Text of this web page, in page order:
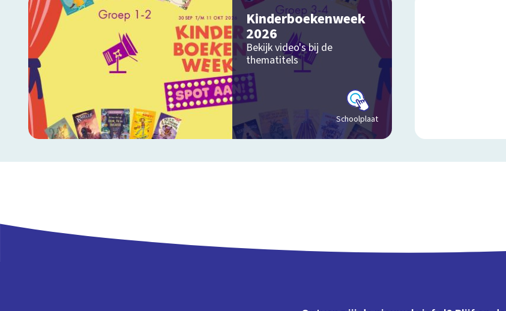
Kinderboekenweek
2026
Bekijk video's bij de
thematitels
Schoolplaat